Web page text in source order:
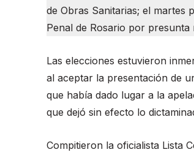
de Obras Sanitarias; el martes
Penal de Rosario por
Las elecciones estuvieron
al aceptar la presentación de
que había dado lugar a la
que dejó sin efecto lo
Compitieron la oficialista Lista